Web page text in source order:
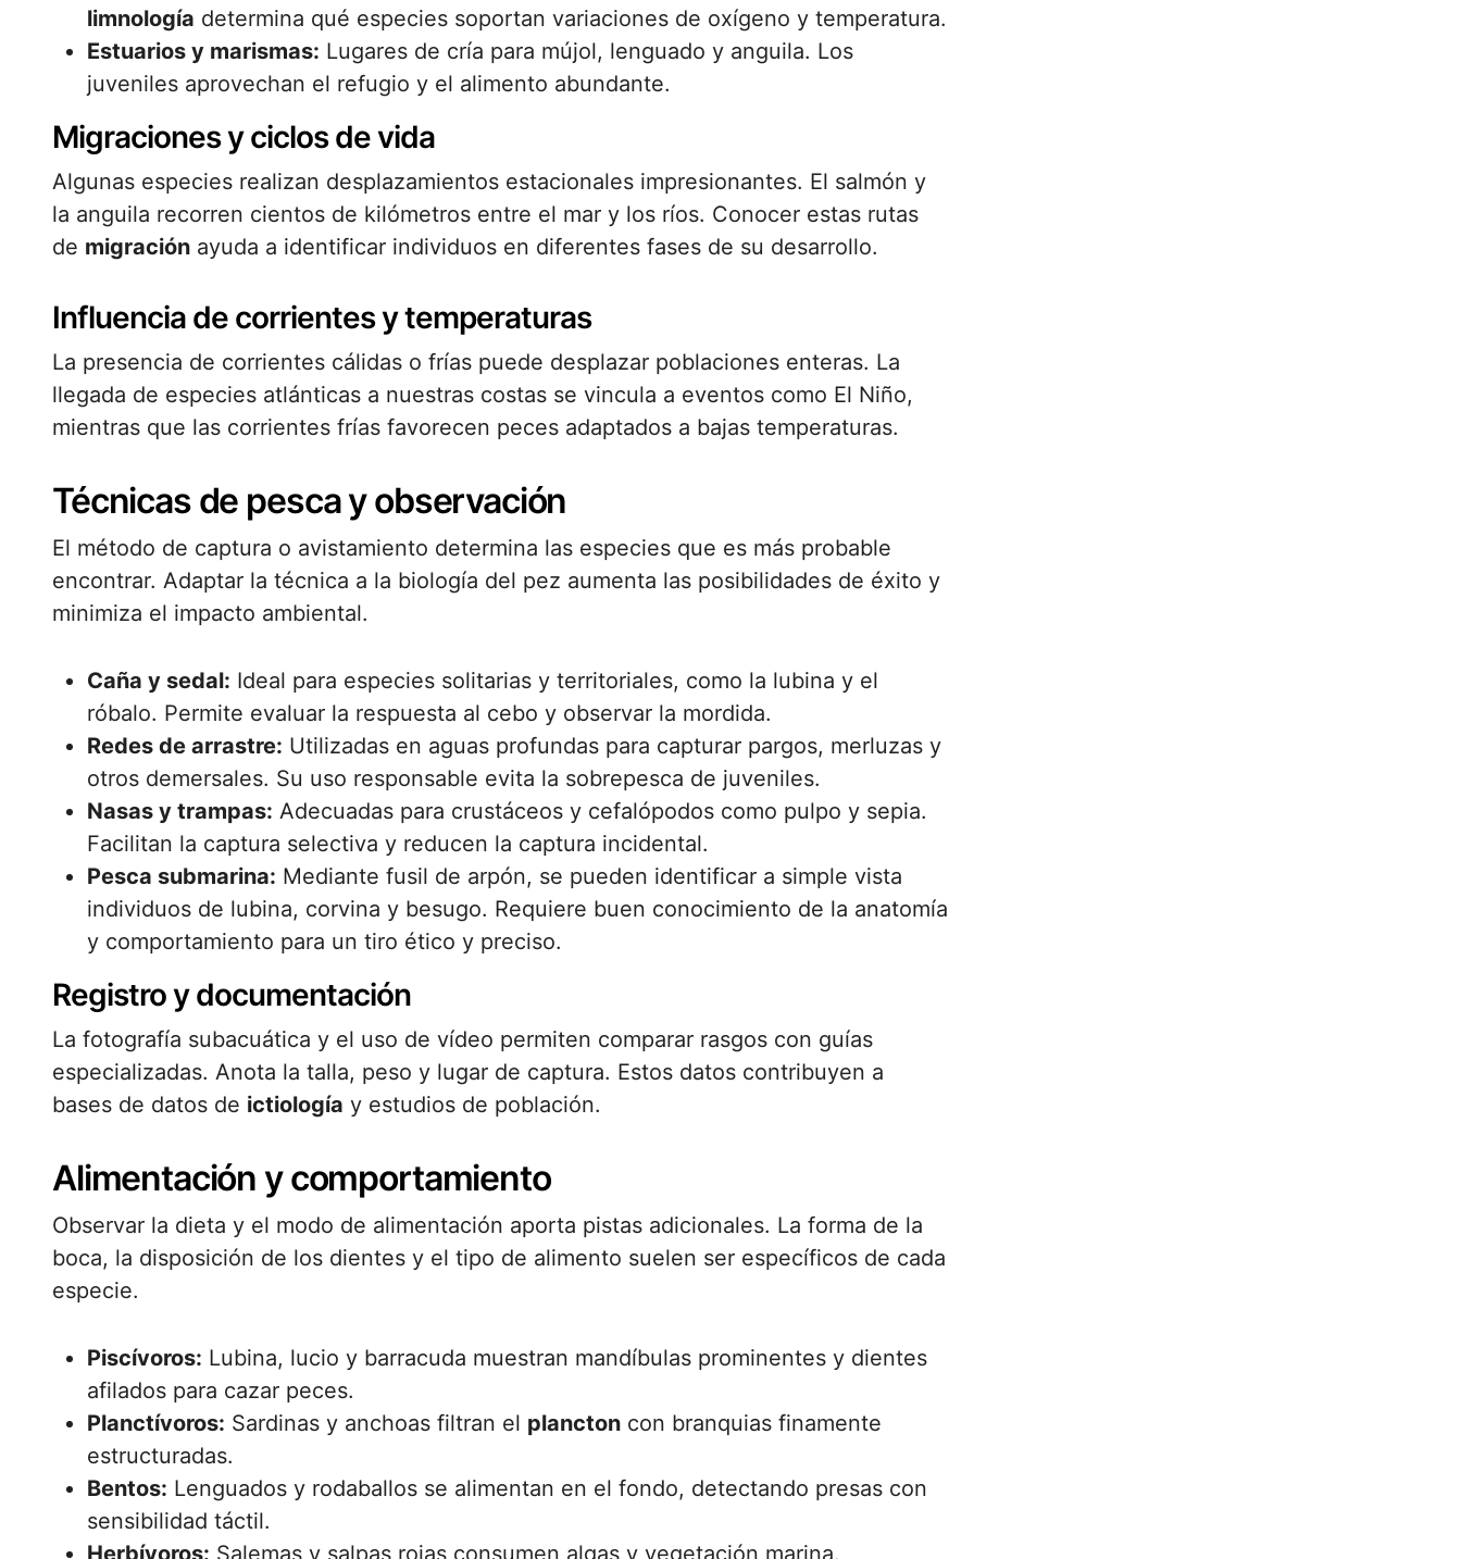
limnología determina qué especies soportan variaciones de oxígeno y temperatura.
Estuarios y marismas: Lugares de cría para mújol, lenguado y anguila. Los
juveniles aprovechan el refugio y el alimento abundante.
Migraciones y ciclos de vida
Algunas especies realizan desplazamientos estacionales impresionantes. El salmón y
la anguila recorren cientos de kilómetros entre el mar y los ríos. Conocer estas rutas
de migración ayuda a identificar individuos en diferentes fases de su desarrollo.
Influencia de corrientes y temperaturas
La presencia de corrientes cálidas o frías puede desplazar poblaciones enteras. La
llegada de especies atlánticas a nuestras costas se vincula a eventos como El Niño,
mientras que las corrientes frías favorecen peces adaptados a bajas temperaturas.
Técnicas de pesca y observación
El método de captura o avistamiento determina las especies que es más probable
encontrar. Adaptar la técnica a la biología del pez aumenta las posibilidades de éxito y
minimiza el impacto ambiental.
Caña y sedal: Ideal para especies solitarias y territoriales, como la lubina y el
róbalo. Permite evaluar la respuesta al cebo y observar la mordida.
Redes de arrastre: Utilizadas en aguas profundas para capturar pargos, merluzas y
otros demersales. Su uso responsable evita la sobrepesca de juveniles.
Nasas y trampas: Adecuadas para crustáceos y cefalópodos como pulpo y sepia.
Facilitan la captura selectiva y reducen la captura incidental.
Pesca submarina: Mediante fusil de arpón, se pueden identificar a simple vista
individuos de lubina, corvina y besugo. Requiere buen conocimiento de la anatomía
y comportamiento para un tiro ético y preciso.
Registro y documentación
La fotografía subacuática y el uso de vídeo permiten comparar rasgos con guías
especializadas. Anota la talla, peso y lugar de captura. Estos datos contribuyen a
bases de datos de ictiología y estudios de población.
Alimentación y comportamiento
Observar la dieta y el modo de alimentación aporta pistas adicionales. La forma de la
boca, la disposición de los dientes y el tipo de alimento suelen ser específicos de cada
especie.
Piscívoros: Lubina, lucio y barracuda muestran mandíbulas prominentes y dientes
afilados para cazar peces.
Planctívoros: Sardinas y anchoas filtran el plancton con branquias finamente
estructuradas.
Bentos: Lenguados y rodaballos se alimentan en el fondo, detectando presas con
sensibilidad táctil.
Herbívoros: Salemas y salpas rojas consumen algas y vegetación marina.